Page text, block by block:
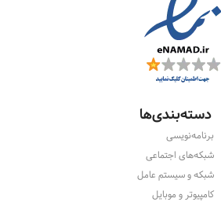
دسته‌بندی‌ها
برنامه‌نویسی
شبکه‌های اجتماعی
شبکه و سیستم عامل
کامپیوتر و موبایل